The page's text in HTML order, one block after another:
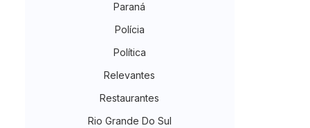
Paraná
Polícia
Política
Relevantes
Restaurantes
Rio Grande Do Sul